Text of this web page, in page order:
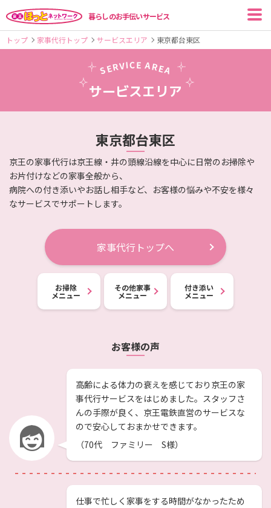
暮らしのお手伝いサービス
トップ 家事代行トップ サービスエリア 東京都台東区
SERVICE AREA
サービスエリア
東京都台東区
京王の家事代行は京王線・井の頭線沿線を中心に日常のお掃除や
お片付けなどの家事全般から、
病院への付き添いやお話し相手など、お客様の悩みや不安を様々
なサービスでサポートします。
家事代行トップへ
お掃除
メニュー
その他家事
メニュー
付き添い
メニュー
お客様の声
高齢による体力の衰えを感じており京王の家
事代行サービスをはじめました。スタッフさ
んの手際が良く、京王電鉄直営のサービスな
ので安心しておまかせできます。
（70代 ファミリー S様）
仕事で忙しく家事をする時間がなかったため